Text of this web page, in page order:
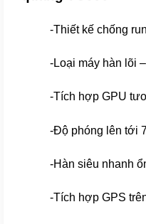
-Thiết kế chống
-Loại máy hàn lõi
-Tích hợp GPU
-Độ phóng lên tới
-Hàn siêu nhanh
-Tích hợp GPS